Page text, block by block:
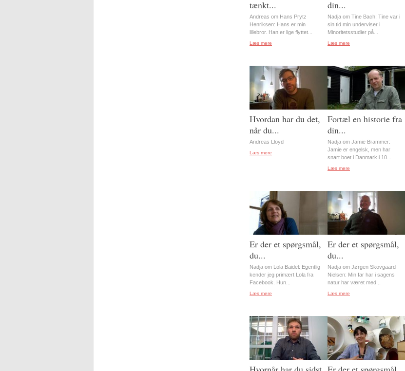
tænkt...
Andreas om Hans Prytz
Henriksen: Hans er min
lillebror. Han er lige flyttet...
Læs mere
din...
Nadja om Tine Bach: Tine var i
sin tid min underviser i
Minoritetsstudier på...
Læs mere
Hvordan har du det,
når du...
Andreas Lloyd
Læs mere
Fortæl en historie fra
din...
Nadja om Jamie Brammer:
Jamie er engelsk, men har
snart boet i Danmark i 10...
Læs mere
Er der et spørgsmål,
du...
Nadja om Lola Baidel: Egentlig
kender jeg primært Lola fra
Facebook. Hun...
Læs mere
Er der et spørgsmål,
du...
Nadja om Jørgen Skovgaard
Nielsen: Min far har i sagens
natur har været med...
Læs mere